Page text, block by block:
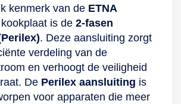
kenmerk van de ETNA
kookplaat is de 2-fasen
. Deze aansluiting zorgt
verdeling van de
en verhoogt de veiligheid
De Perilex aansluiting is
voor apparaten die meer